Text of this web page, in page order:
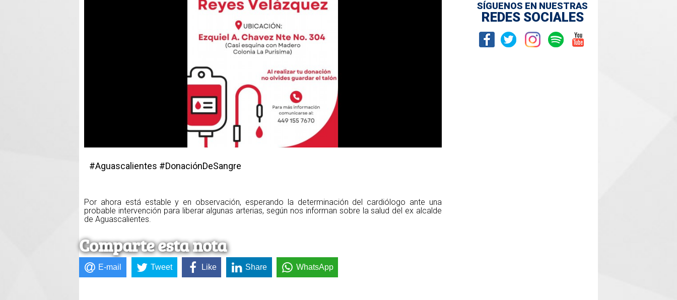
#Aguascalientes #DonaciónDeSangre
Por ahora está estable y en observación, esperando la determinación del cardiólogo ante una
probable intervención para liberar algunas arterias, según nos informan sobre la salud del ex alcalde
de Aguascalientes.
Comparte esta nota
E-mail Tweet Like Share WhatsApp
SÍGUENOS EN NUESTRAS
REDES SOCIALES